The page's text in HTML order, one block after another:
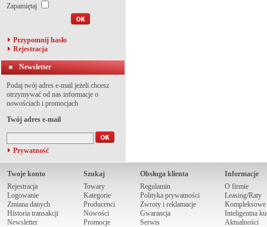
Zapamiętaj
Przypomnij hasło
Rejestracja
Newsletter
Podaj twój adres e-mail jeżeli chcesz
otrzymywać od nas informacje o
nowościach i promocjach
Twój adres e-mail
Prywatność
Twoje konto
Rejestracja
Logowanie
Zmiana danych
Historia transakcji
Newsletter
Szukaj
Towary
Kategorie
Producenci
Nowości
Promocje
Obsługa klienta
Regulamin
Polityka prywatności
Zwroty i reklamacje
Gwarancja
Serwis
Informacje
O firmie
Leasing/Raty
Kompleksowe
Inteligentna
Aktualności